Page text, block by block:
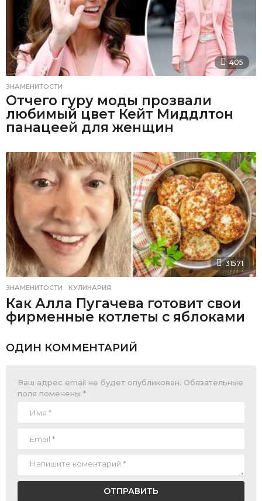
405
ЗНАМЕНИТОСТИ
Отчего гуру моды прозвали
любимый цвет Кейт Миддлтон
панацеей для женщин
31571
ЗНАМЕНИТОСТИ ,КУЛИНАРИЯ
Как Алла Пугачева готовит свои
фирменные котлеты с яблоками
ОДИН КОММЕНТАРИЙ
Ваш адрес email не будет опубликован. Обязательные
поля помечены *